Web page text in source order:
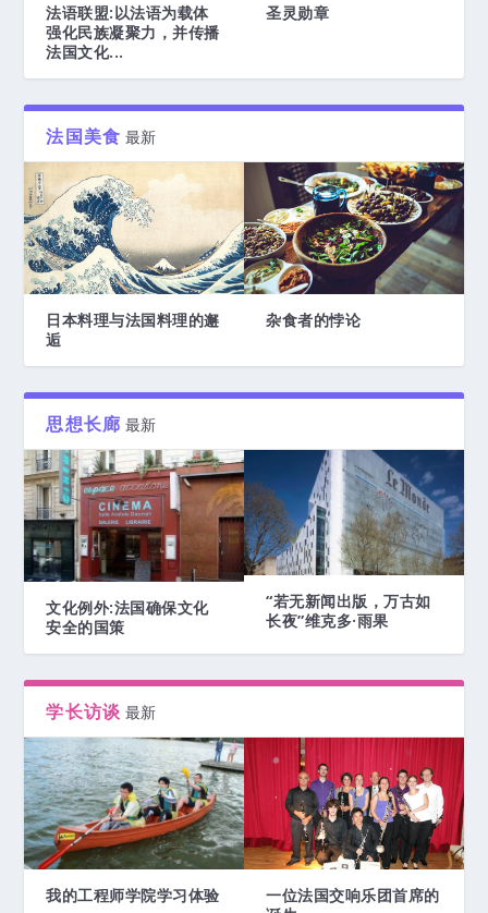
法语联盟:以法语为载体
强化民族凝聚力，并传播
法国文化...
圣灵勋章
法国美食 最新
日本料理与法国料理的邂
逅
杂食者的悖论
思想长廊 最新
文化例外:法国确保文化
安全的国策
“若无新闻出版，万古如
长夜”维克多·雨果
学长访谈 最新
我的工程师学院学习体验
一位法国交响乐团首席的